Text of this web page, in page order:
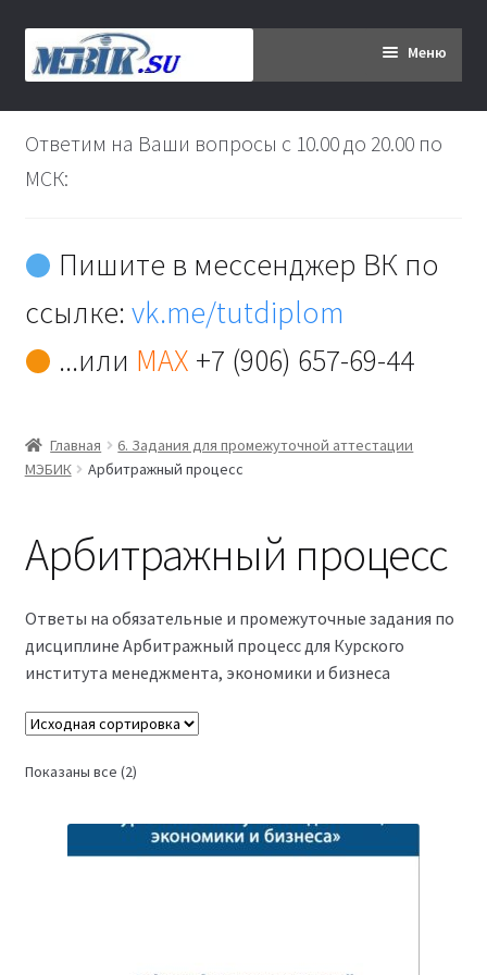
Перейти
к
Перейти
к
Меню
Главная
Дипломникам
Контакты
Оферта
Политика конфиденциальности
Студентам
управление 3,5 года (Бакалавриат)
Ответим на Ваши вопросы с 10.00 до 20.00 по
МСК:
Пишите в мессенджер ВК по
ссылке:vk.me/tutdiplom
...или MAX +7 (906) 657-69-44
Главная
6. Задания для промежуточной аттестации
МЭБИК
Арбитражный процесс
Арбитражный процесс
Ответы на обязательные и промежуточные задания по
дисциплине Арбитражный процесс для Курского
института менеджмента, экономики и бизнеса
Показаны все (2)